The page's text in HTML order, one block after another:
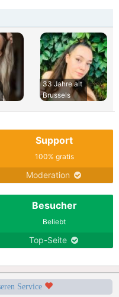
33 Jahre alt
Brussels
Support
100% gratis
Moderation
Besucher
Beliebt
Top-Seite
Service